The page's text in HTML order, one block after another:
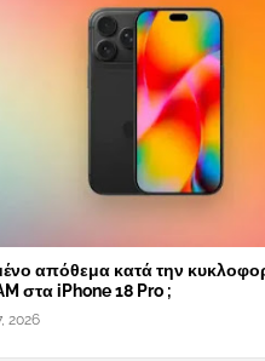
απόθεμα κατά την
στα iPhone 18 Pro ;
2026